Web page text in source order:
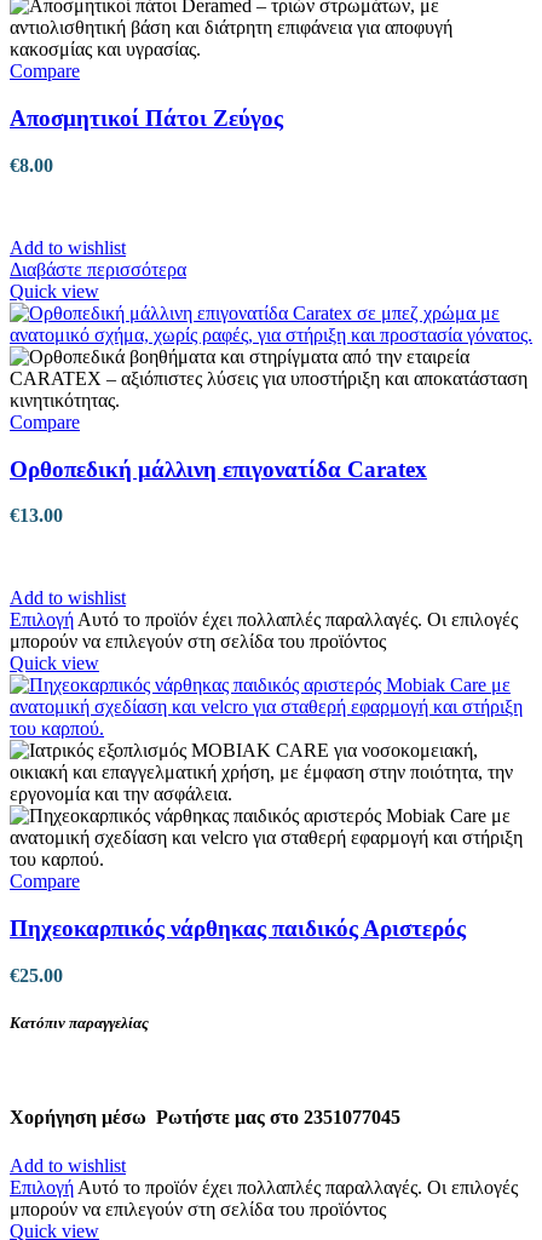
Compare
Αποσμητικοί Πάτοι Ζεύγος
€8.00
Add to wishlist
Διαβάστε περισσότερα
Quick view
Compare
Ορθοπεδική μάλλινη επιγονατίδα Caratex
€13.00
Add to wishlist
Επιλογή Αυτό το προϊόν έχει πολλαπλές παραλλαγές. Οι επιλογές
μπορούν να επιλεγούν στη σελίδα του προϊόντος
Quick view
Compare
Πηχεοκαρπικός νάρθηκας παιδικός Αριστερός
€25.00
Κατόπιν παραγγελίας
Χορήγηση μέσω Ρωτήστε μας στο 2351077045
Add to wishlist
Επιλογή Αυτό το προϊόν έχει πολλαπλές παραλλαγές. Οι επιλογές
μπορούν να επιλεγούν στη σελίδα του προϊόντος
Quick view